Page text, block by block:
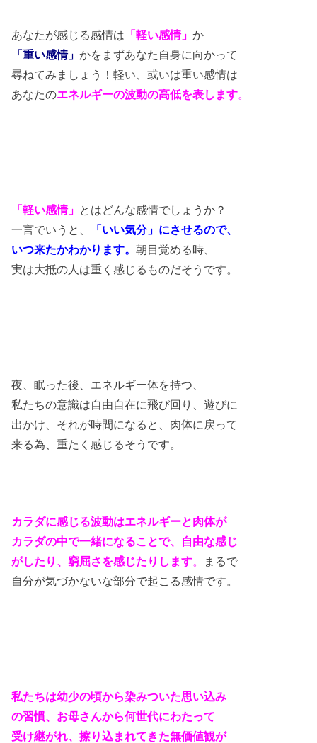
あなたが感じる感情は 「軽い感情」か
「重い感情」かをまずあなた自身に向かって
尋ねてみましょう！軽い、或いは重い感情は
あなたのエネルギーの波動の高低を表します。
「軽い感情」 とはどんな感情でしょうか？
一言でいうと、
「いい気分」にさせるので、
いつ来たかわかります。朝目覚める時、
実は大抵の人は重く感じるものだそうです。
夜、眠った後、エネルギー体を持つ、
私たちの意識は自由自在に飛び回り、遊びに
出かけ、それが時間になると、肉体に戻って
来る為、重たく感じるそうです。
カラダに感じる波動はエネルギーと肉体が
カラダの中で一緒になることで、自由な感じ
がしたり、窮屈さを感じたりします。
まるで
自分が気づかないな部分で起こる感情です。
私たちは幼少の頃から染みついた思い込み
の習慣、お母さんから何世代にわたって
受け継がれ、擦り込まれてきた無価値観が